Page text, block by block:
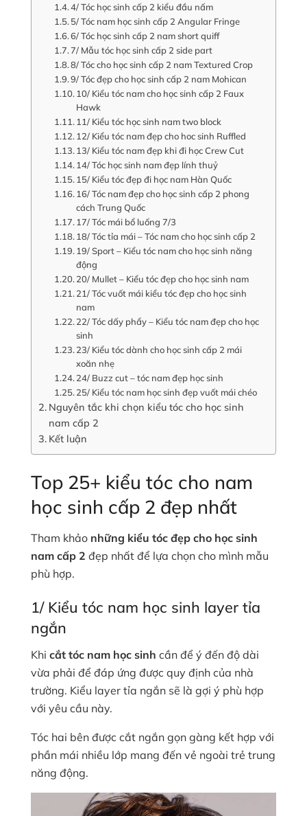
4/ Tóc học sinh cấp 2 kiểu đầu nấm
5/ Tóc nam học sinh cấp 2 Angular Fringe
6/ Tóc học sinh cấp 2 nam short quiff
7/ Mẫu tóc học sinh cấp 2 side part
8/ Tóc cho học sinh cấp 2 nam Textured Crop
9/ Tóc đẹp cho học sinh cấp 2 nam Mohican
10/ Kiểu tóc nam cho học sinh cấp 2 Faux
Hawk
11/ Kiểu tóc học sinh nam two block
12/ Kiểu tóc nam đẹp cho hoc sinh Ruffled
13/ Kiểu tóc nam đẹp khi đi học Crew Cut
14/ Tóc học sinh nam đẹp lính thuỷ
15/ Kiểu tóc đẹp đi học nam Hàn Quốc
16/ Tóc nam đẹp cho học sinh cấp 2 phong
cách Trung Quốc
17/ Tóc mái bổ luống 7/3
18/ Tóc tỉa mái – Tóc nam cho học sinh cấp 2
19/ Sport – Kiểu tóc nam cho học sinh năng
động
20/ Mullet – Kiểu tóc đẹp cho học sinh nam
21/ Tóc vuốt mái kiểu tóc đẹp cho học sinh
nam
22/ Tóc dấy phẩy – Kiểu tóc nam đẹp cho học
sinh
23/ Kiểu tóc dành cho học sinh cấp 2 mái
xoăn nhẹ
24/ Buzz cut – tóc nam đẹp học sinh
25/ Kiểu tóc nam học sinh đẹp vuốt mái chéo
Nguyên tắc khi chọn kiểu tóc cho học sinh
nam cấp 2
Kết luận
Top 25+ kiểu tóc cho nam
học sinh cấp 2 đẹp nhất
Tham khảo những kiểu tóc đẹp cho học sinh
nam cấp 2 đẹp nhất để lựa chọn cho mình mẫu
phù hợp.
1/ Kiểu tóc nam học sinh layer tỉa
ngắn
Khi cắt tóc nam học sinh cần để ý đến độ dài
vừa phải để đáp ứng được quy định của nhà
trường. Kiểu layer tỉa ngắn sẽ là gợi ý phù hợp
với yêu cầu này.
Tóc hai bên được cắt ngắn gọn gàng kết hợp với
phần mái nhiều lớp mang đến vẻ ngoài trẻ trung
năng động.